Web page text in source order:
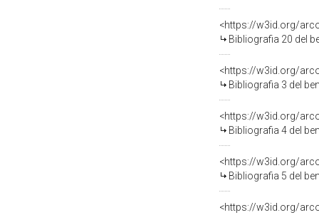
<https://w3id.org/
Bibliografia 20 del
<https://w3id.org/
Bibliografia 3 del
<https://w3id.org/
Bibliografia 4 del
<https://w3id.org/
Bibliografia 5 del
<https://w3id.org/